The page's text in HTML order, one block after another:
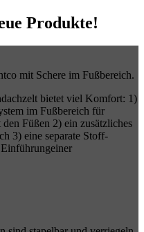
Produkte!
mit Schere im Fußbereich.
bietet viel Komfort: 1)
im Fußbereich für
Füßen 2) ein zusätzliches
3) eine separate Stoff-